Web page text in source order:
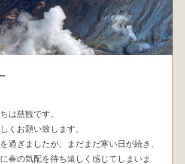
は慈観です。
くお願い致します。
過ぎましたが、まだまだ寒い日が続き、
春の気配を待ち遠しく感じてしまいま